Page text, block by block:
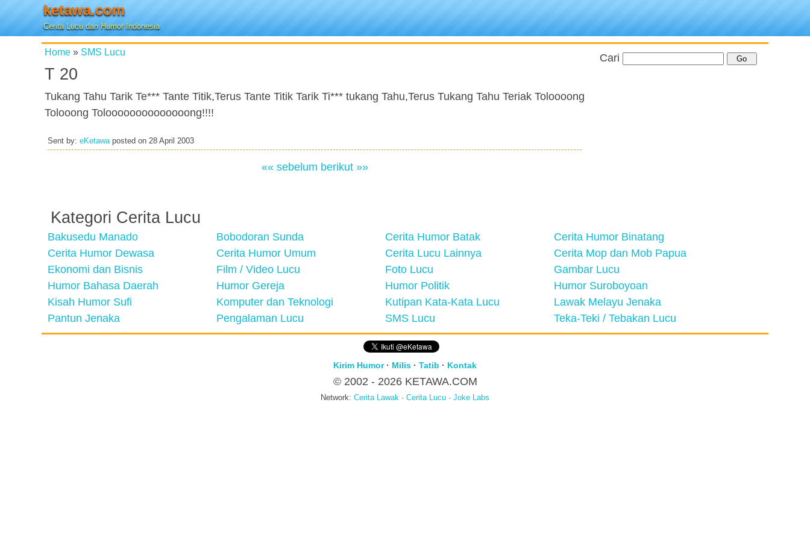
ketawa.com
Cerita Lucu dan Humor Indonesia
Home » SMS Lucu
T 20
Tukang Tahu Tarik Te*** Tante Titik,Terus Tante Titik Tarik Ti*** tukang Tahu,Terus Tukang Tahu Teriak Toloooong
Tolooong Toloooooooooooooong!!!!
Sent by: eKetawaposted on 28 April 2003
«« sebelum berikut »»
Cari
Kategori Cerita Lucu
Bakusedu Manado Bobodoran Sunda Cerita Humor Batak
Cerita Humor Binatang
Cerita Humor Dewasa
Cerita Humor Umum Cerita Lucu Lainnya
Cerita Mop dan Mob Papua
Ekonomi dan Bisnis
Film / Video Lucu Foto Lucu
Gambar Lucu
Humor Bahasa Daerah
Humor Gereja Humor Politik
Humor Suroboyoan
Kisah Humor Sufi
Komputer dan Teknologi Kutipan Kata-Kata Lucu
Lawak Melayu Jenaka
Pantun Jenaka
Pengalaman Lucu SMS Lucu Teka-Teki / Tebakan Lucu
Kirim Humor· Milis · Tatib · Kontak
© 2002 - 2026 KETAWA.COM
Network: Cerita Lawak · Cerita Lucu · Joke Labs